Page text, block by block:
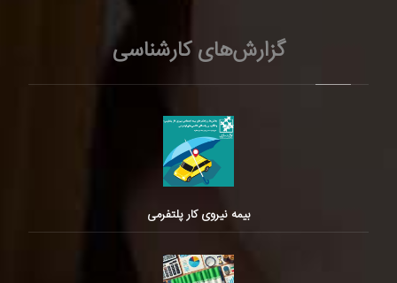
گزارش‌های کارشناسی
بیمه نیروی کار پلتفرمی